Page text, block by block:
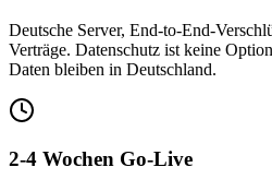
Deutsche Server, End-to-End-
Verträge. Datenschutz ist keine
Daten bleiben in Deutschland.
2-4 Wochen Go-Live